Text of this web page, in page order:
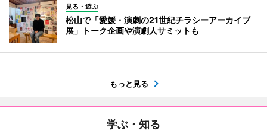
見る・遊ぶ
松山で「愛媛・演劇の21世紀チラシーアーカイブ
展」トーク企画や演劇人サミットも
もっと見る
学ぶ・知る